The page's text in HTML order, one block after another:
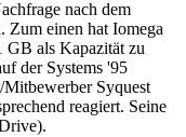
nach dem
Zum einen hat Iomega
als Kapazität zu
der Systems '95
Syquest
reagiert. Seine